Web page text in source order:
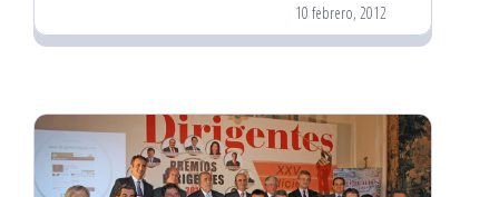
10 febrero, 2012